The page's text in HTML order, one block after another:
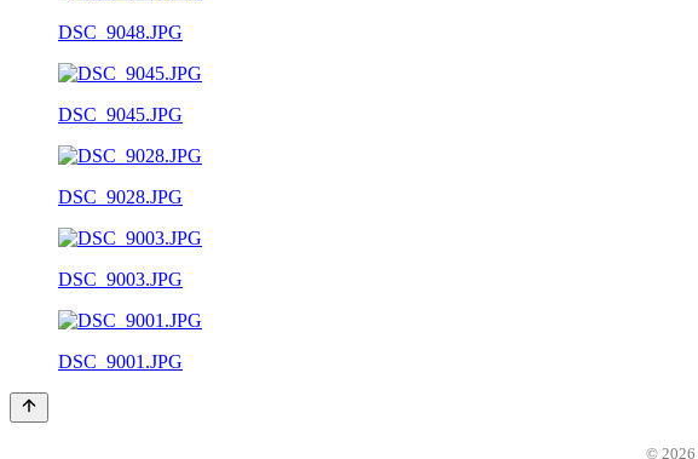
DSC_9048.JPG
DSC_9045.JPG
DSC_9028.JPG
DSC_9003.JPG
DSC_9001.JPG
© 2026